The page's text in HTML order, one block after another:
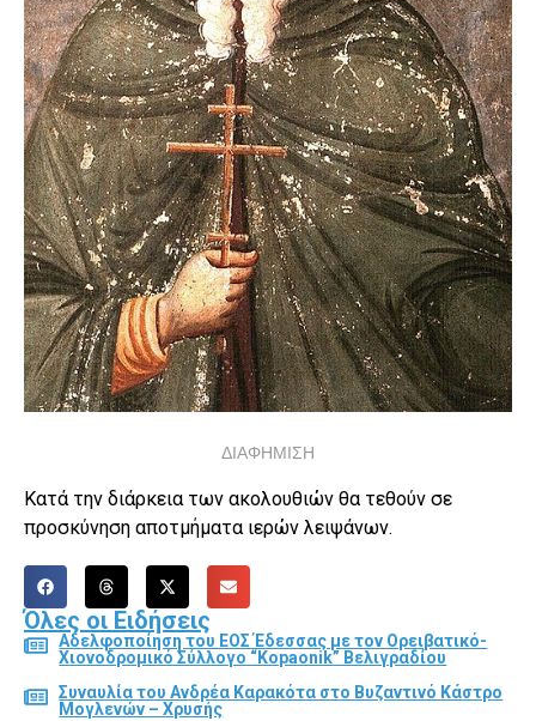
ΔΙΑΦΗΜΙΣΗ
Κατά την διάρκεια των ακολουθιών θα τεθούν σε
προσκύνηση αποτμήματα ιερών λειψάνων.
Όλες οι Ειδήσεις
Αδελφοποίηση του ΕΟΣ Έδεσσας με τον Ορειβατικό-
Χιονοδρομικό Σύλλογο “Kopaonik” Βελιγραδίου
Συναυλία του Ανδρέα Καρακότα στο Βυζαντινό Κάστρο
Μογλενών – Χρυσής